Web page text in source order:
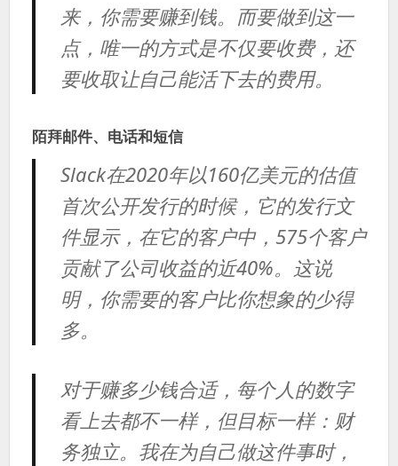
来，你需要赚到钱。而要做到这一
点，唯一的方式是不仅要收费，还
要收取让自己能活下去的费用。
陌拜邮件、电话和短信
Slack在2020年以160亿美元的估值
首次公开发行的时候，它的发行文
件显示，在它的客户中，575个客户
贡献了公司收益的近40%。这说
明，你需要的客户比你想象的少得
多。
对于赚多少钱合适，每个人的数字
看上去都不一样，但目标一样：财
务独立。我在为自己做这件事时，